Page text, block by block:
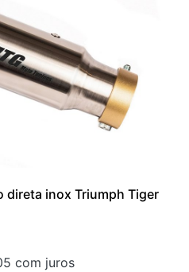
direta inox Triumph Tiger
com juros